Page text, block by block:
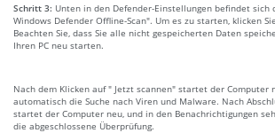
Schritt 3: Unten in den Defender-Einstellungen befindet sich
Windows Defender Offline-Scan". Um es zu starten, klicken
Beachten Sie, dass Sie alle nicht gespeicherten Daten
Ihren PC neu starten.
Nach dem Klicken auf " Jetzt scannen" startet der Computer
automatisch die Suche nach Viren und Malware. Nach
startet der Computer neu, und in den Benachrichtigungen
die abgeschlossene Überprüfung.